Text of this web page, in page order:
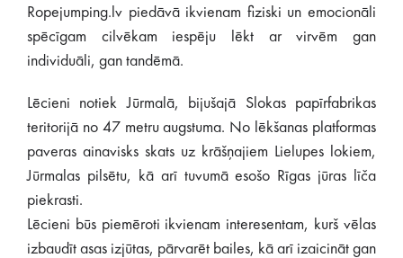
Ropejumping.lv piedāvā ikvienam fiziski un emocionāli
spēcīgam cilvēkam iespēju lēkt ar virvēm gan
individuāli, gan tandēmā.
Lēcieni notiek Jūrmalā, bijušajā Slokas papīrfabrikas
teritorijā no 47 metru augstuma. No lēkšanas platformas
paveras ainavisks skats uz krāšņajiem Lielupes lokiem,
Jūrmalas pilsētu, kā arī tuvumā esošo Rīgas jūras līča
piekrasti.
Lēcieni būs piemēroti ikvienam interesentam, kurš vēlas
izbaudīt asas izjūtas, pārvarēt bailes, kā arī izaicināt gan